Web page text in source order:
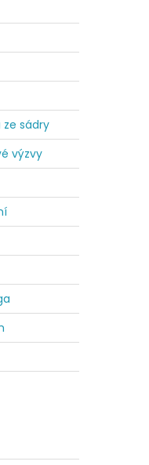
sádry
výzvy